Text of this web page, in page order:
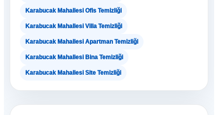
Karabucak Mahallesi Ofis Temizliği
Karabucak Mahallesi Villa Temizliği
Karabucak Mahallesi Apartman Temizliği
Karabucak Mahallesi Bina Temizliği
Karabucak Mahallesi Site Temizliği